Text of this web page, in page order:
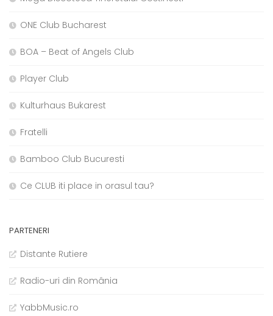
ONE Club Bucharest
BOA – Beat of Angels Club
Player Club
Kulturhaus Bukarest
Fratelli
Bamboo Club Bucuresti
Ce CLUB iti place in orasul tau?
PARTENERI
Distante Rutiere
Radio-uri din România
YabbMusic.ro